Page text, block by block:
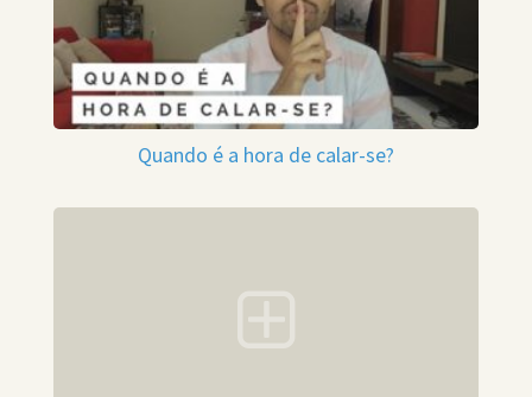
Quando é a hora de calar-se?